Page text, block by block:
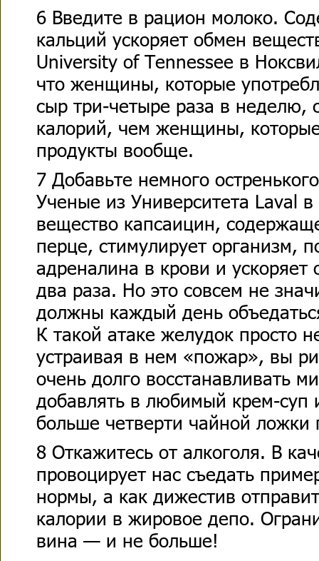
6 Введите в рацион молоко.
кальций ускоряет обмен
University of Tennessee в
что женщины, которые
сыр три-четыре раза в неделю,
калорий, чем женщины,
продукты вообще.
7 Добавьте немного
Ученые из Университета Laval
вещество капсаицин,
перце, стимулирует организм,
адреналина в крови и
два раза. Но это совсем не
должны каждый день
К такой атаке желудок просто
устраивая в нем «пожар», вы
очень долго восстанавливать
добавлять в любимый крем-суп
больше четверти чайной ложки
8 Откажитесь от алкоголя. В
провоцирует нас съедать
нормы, а как дижестив
калории в жировое депо.
вина — и не больше!